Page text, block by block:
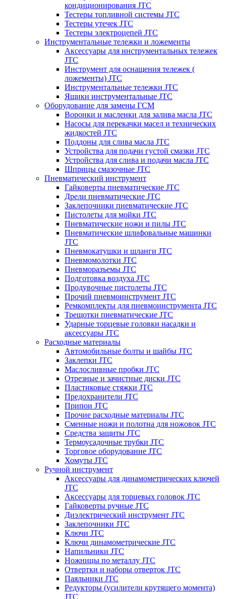
кондиционирования JTC
Тестеры топливной системы JTC
Тестеры утечек JTC
Тестеры электроцепей JTC
Инструментальные тележки и ложементы
Аксессуары для инструментальных тележек
JTC
Инструмент для оснащения тележек (
ложементы) JTC
Инструментальные тележки JTC
Ящики инструментальные JTC
Оборудование для замены ГСМ
Воронки и масленки для залива масла JTC
Насосы для перекачки масел и технических
жидкостей JTC
Поддоны для слива масла JTC
Устройства для подачи густой смазки JTC
Устройства для слива и подачи масла JTC
Шприцы смазочные JTC
Пневматический инструмент
Гайковерты пневматические JTC
Дрели пневматические JTC
Заклепочники пневматические JTC
Пистолеты для мойки JTC
Пневматические ножи и пилы JTC
Пневматические шлифовальные машинки
JTC
Пневмокатушки и шланги JTC
Пневмомолотки JTC
Пневморазъемы JTC
Подготовка воздуха JTC
Продувочные пистолеты JTC
Прочий пневмоинструмент JTC
Ремкомплекты для пневмоинструмента JTC
Трещотки пневматические JTC
Ударные торцевые головки насадки и
аксессуары JTC
Расходные материалы
Автомобильные болты и шайбы JTC
Заклепки JTC
Маслосливные пробки JTC
Отрезные и зачистные диски JTC
Пластиковые стяжки JTC
Предохранители JTC
Припои JTC
Прочие расходные материалы JTC
Сменные ножи и полотна для ножовок JTC
Средства защиты JTC
Термоусадочные трубки JTC
Торговое оборудование JTC
Хомуты JTC
Ручной инструмент
Аксессуары для динамометрических ключей
JTC
Аксессуары для торцевых головок JTC
Гайковерты ручные JTC
Диэлектрический инструмент JTC
Заклепочники JTC
Ключи JTC
Ключи динамометрические JTC
Напильники JTC
Ножницы по металлу JTC
Отвертки и наборы отверток JTC
Паяльники JTC
Редукторы (усилители крутящего момента)
JTC